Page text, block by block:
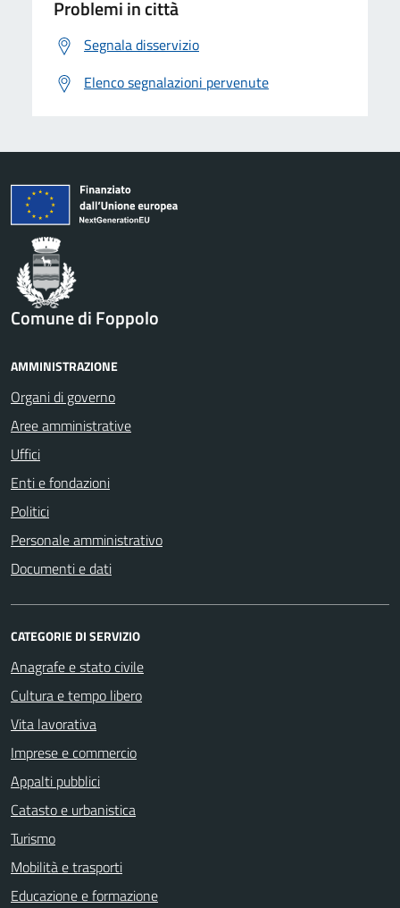
Problemi in città
Segnala disservizio
Elenco segnalazioni pervenute
Comune di Foppolo
AMMINISTRAZIONE
Organi di governo
Aree amministrative
Uffici
Enti e fondazioni
Politici
Personale amministrativo
Documenti e dati
CATEGORIE DI SERVIZIO
Anagrafe e stato civile
Cultura e tempo libero
Vita lavorativa
Imprese e commercio
Appalti pubblici
Catasto e urbanistica
Turismo
Mobilità e trasporti
Educazione e formazione